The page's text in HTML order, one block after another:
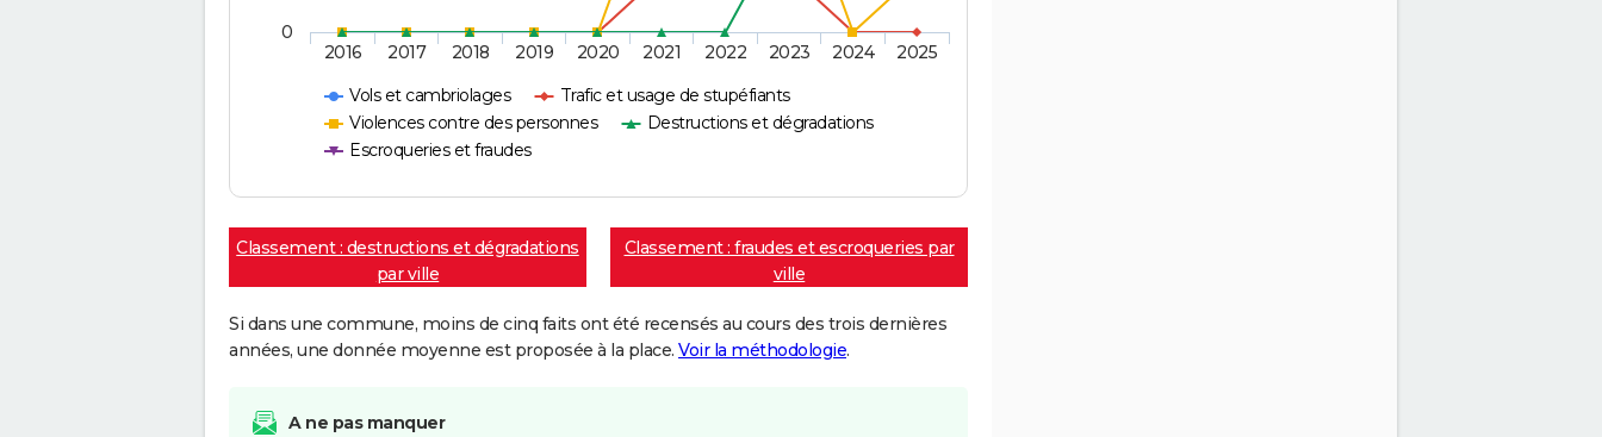
Vols et cambriolages
Trafic et usage de stupéfiants
Violences contre des personnes
Destructions et dégradations
Escroqueries et fraudes
2016 2017 2018 2019 2020 2021 2022 2023 2024 2025
0
Classement : destructions et dégradations
par ville
Classement : fraudes et escroqueries par
ville
Si dans une commune, moins de cinq faits ont été recensés au cours des trois dernières
années, une donnée moyenne est proposée à la place. Voir la méthodologie.
A ne pas manquer